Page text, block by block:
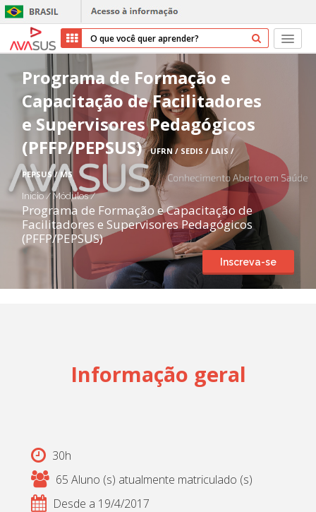
Início
Cursos
Parceiros
Sobre nós
Transparência
Repositório
Ajuda
pt_br
Programa de Formação e
Capacitação de Facilitadores
e Supervisores Pedagógicos
(PFFP/PEPSUS) UFRN / SEDIS / LAIS /
PEPSUS / MS
Início / Módulos/
Programa de Formação e Capacitação de
Facilitadores e Supervisores Pedagógicos
(PFFP/PEPSUS)
Inscreva-se
Informação geral
30h
65 Aluno (s) atualmente matriculado (s)
Desde a 19/4/2017